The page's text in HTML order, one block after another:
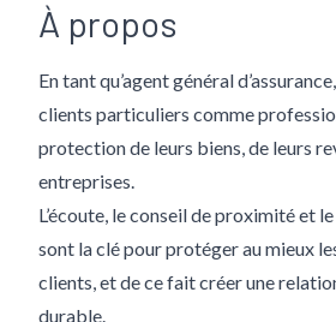
À propos
En tant qu’agent général
clients particuliers comme
protection de leurs biens, de leurs
entreprises.
L’écoute, le conseil de proximité et
sont la clé pour protéger au mieux
clients, et de ce fait créer une
durable.